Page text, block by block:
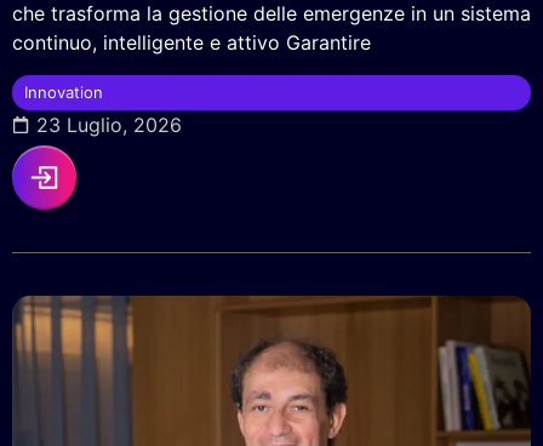
che trasforma la gestione delle emergenze in un sistema
continuo, intelligente e attivo Garantire
Innovation
23 Luglio, 2026